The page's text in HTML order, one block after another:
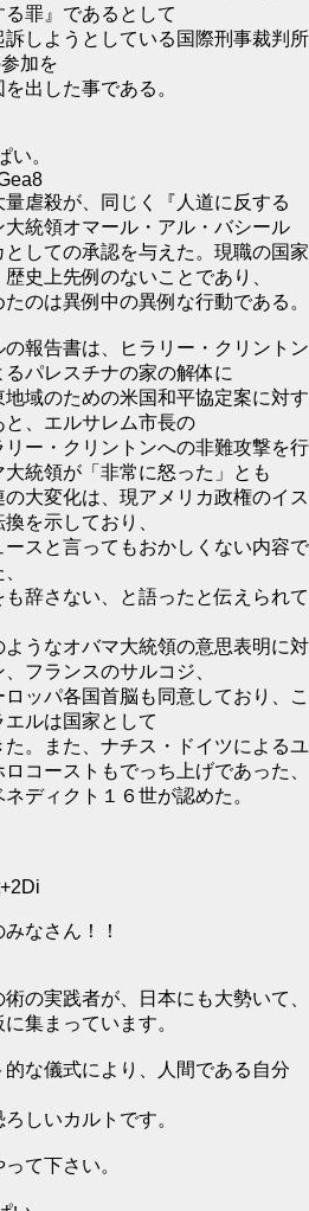
罪』であるとして
しようとしている国際刑事裁判所
加を
出した事である。
い。
虐殺が、同じく『人道に反する
統領オマール・アル・バシール
しての承認を与えた。現職の国家
史上先例のないことであり、
のは異例中の異例な行動である。
報告書は、ヒラリー・クリントン
パレスチナの家の解体に
域のための米国和平協定案に対す
、エルサレム市長の
ー・クリントンへの非難攻撃を行
統領が「非常に怒った」とも
大変化は、現アメリカ政権のイス
を示しており、
スと言ってもおかしくない内容で
辞さない、と語ったと伝えられて
うなオバマ大統領の意思表明に対
フランスのサルコジ、
ッパ各国首脳も同意しており、こ
ルは国家として
。また、ナチス・ドイツによるユ
コーストもでっち上げであった、
ディクト１６世が認めた。
なさん！！
の実践者が、日本にも大勢いて、
集まっています。
な儀式により、人間である自分
しいカルトです。
て下さい。